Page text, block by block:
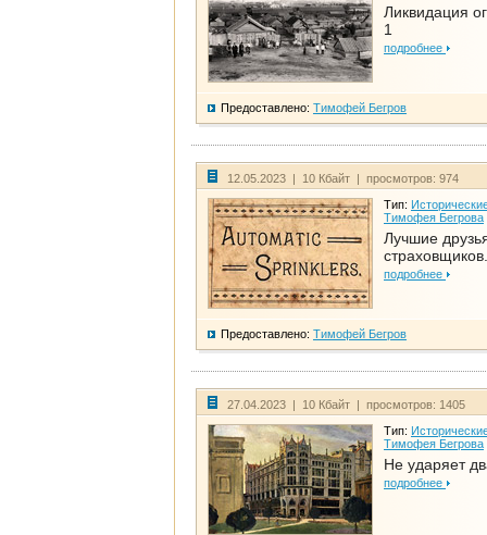
Ликвидация
1
подробнее
Предоставлено: Тимофей Бегров
12.05.2023 | 10 Кбайт | просмотров: 974
Тип:
Тимофея Бегрова
Лучшие
подробнее
Предоставлено: Тимофей Бегров
27.04.2023 | 10 Кбайт | просмотров: 1405
Тип:
Тимофея Бегрова
Не ударяет
подробнее